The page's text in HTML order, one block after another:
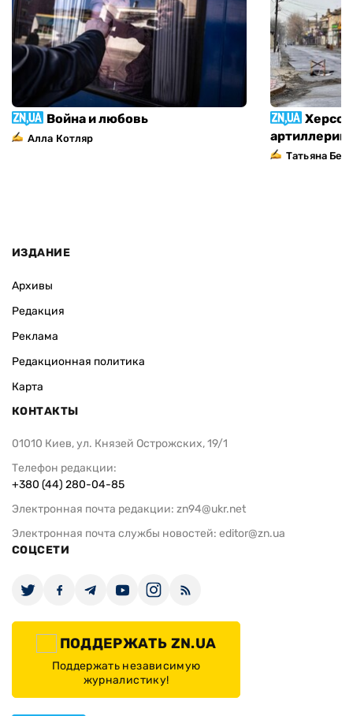
Война и любовь
Алла Котляр
Татьяна
ИЗДАНИЕ
Архивы
Редакция
Реклама
Редакционная политика
Карта
КОНТАКТЫ
01010 Киев, ул. Князей Острожских, 19/1
Телефон редакции:
+380 (44) 280-04-85
Электронная почта редакции: zn94@ukr.net
Электронная почта службы новостей: editor@zn.ua
СОЦСЕТИ
ПОДДЕРЖАТЬ ZN.UA
Поддержать независимую
журналистику!